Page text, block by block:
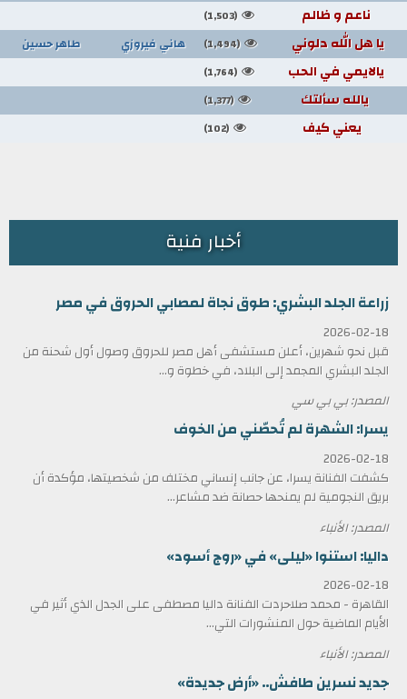
ناعم و ظالم (1,503)
يا هل الله دلوني (1,494) هاني فيروزي طاهر حسين
يالايمي في الحب (1,764)
يالله سألتك (1,377)
يعني كيف (102)
أخبار فنية
زراعة الجلد البشري: طوق نجاة لمصابي الحروق في مصر
2026-02-18
قبل نحو شهرين، أعلن مستشفى أهل مصر للحروق وصول أول شحنة من
الجلد البشري المجمد إلى البلاد، في خطوة و...
المصدر: بي بي سي
يسرا: الشهرة لم تُحصّني من الخوف
2026-02-18
كشفت الفنانة يسرا، عن جانب إنساني مختلف من شخصيتها، مؤكدة أن
بريق النجومية لم يمنحها حصانة ضد مشاعر...
المصدر: الأنباء
داليا: استنوا «ليلى» في «روج أسود»
2026-02-18
القاهرة - محمد صلاحردت الفنانة داليا مصطفى على الجدل الذي أثير في
الأيام الماضية حول المنشورات التي...
المصدر: الأنباء
جديد نسرين طافش.. «أرض جديدة»